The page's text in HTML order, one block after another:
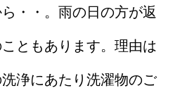
・・。雨の日の方が返
ともあります。理由は
洗浄にあたり洗濯物のご